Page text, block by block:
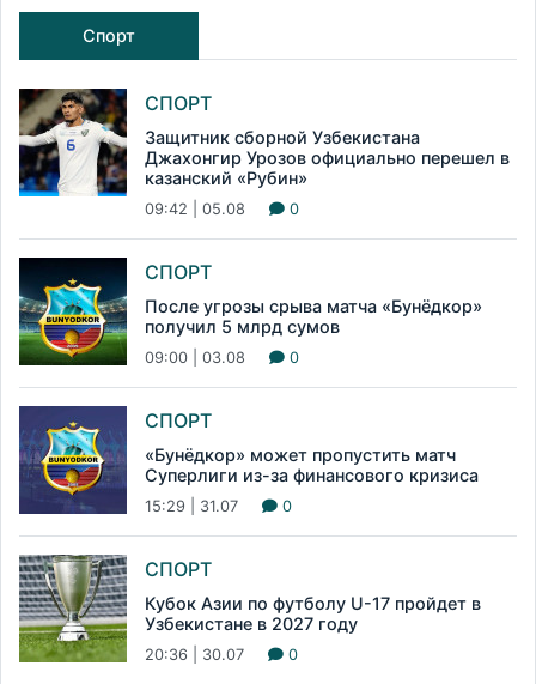
Спорт
СПОРТ
Защитник сборной Узбекистана
Джахонгир Урозов официально перешел в
казанский «Рубин»
09:42 | 05.08 0
СПОРТ
После угрозы срыва матча «Бунёдкор»
получил 5 млрд сумов
09:00 | 03.08 0
СПОРТ
«Бунёдкор» может пропустить матч
Суперлиги из-за финансового кризиса
15:29 | 31.07 0
СПОРТ
Кубок Азии по футболу U-17 пройдет в
Узбекистане в 2027 году
20:36 | 30.07 0